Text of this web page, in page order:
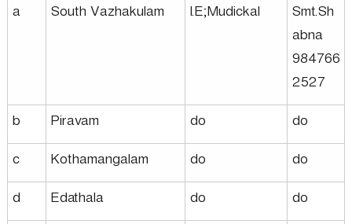
a
South Vazhakulam I.E;Mudickal
Smt.Sh
abna
984766
2527
b
Piravam do
do
c
Kothamangalam do
do
d
Edathala do
do